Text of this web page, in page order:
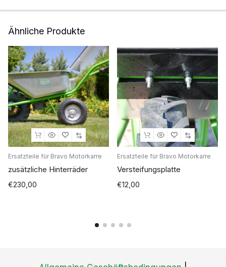
Ähnliche Produkte
Ersatzteile für Bravo Motorkarre
zusätzliche Hinterräder
€230,00
Ersatzteile für Bravo Motorkarre
Versteifungsplatte
€12,00